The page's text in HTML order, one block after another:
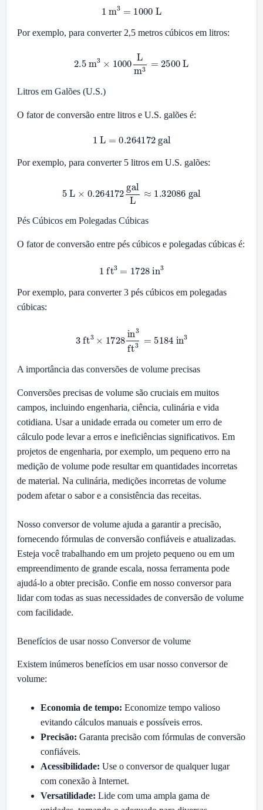
1 m3 1000L
Por exemplo, para converter 2,5 metros cúbicos em litros:
Lm
Litros em Galões (U.S.)
O fator de conversão entre litros e U.S. galões é:
1 L 0.264172gal
Por exemplo, para converter 5 litros em U.S. galões:
galL
Pés Cúbicos em Polegadas Cúbicas
O fator de conversão entre pés cúbicos e polegadas cúbicas é:
1 ft3 1728in 3
Por exemplo, para converter 3 pés cúbicos em polegadas
cúbicas:
in3 ft
A importância das conversões de volume precisas
Conversões precisas de volume são cruciais em muitos
campos, incluindo engenharia, ciência, culinária e vida
cotidiana. Usar a unidade errada ou cometer um erro de
cálculo pode levar a erros e ineficiências significativos. Em
projetos de engenharia, por exemplo, um pequeno erro na
medição de volume pode resultar em quantidades incorretas
de material. Na culinária, medições incorretas de volume
podem afetar o sabor e a consistência das receitas.
Nosso conversor de volume ajuda a garantir a precisão,
fornecendo fórmulas de conversão confiáveis e atualizadas.
Esteja você trabalhando em um projeto pequeno ou em um
empreendimento de grande escala, nossa ferramenta pode
ajudá-lo a obter precisão. Confie em nosso conversor para
lidar com todas as suas necessidades de conversão de volume
com facilidade.
Benefícios de usar nosso Conversor de volume
Existem inúmeros benefícios em usar nosso conversor de
volume:
Economia de tempo: Economize tempo valioso
evitando cálculos manuais e possíveis erros.
Precisão: Garanta precisão com fórmulas de conversão
confiáveis.
Acessibilidade: Use o conversor de qualquer lugar
com conexão à Internet.
Versatilidade: Lide com uma ampla gama de